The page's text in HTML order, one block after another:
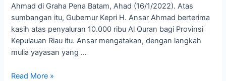
Ahmad di Graha Pena Batam, Ahad (16/1/2022). Atas
sumbangan itu, Gubernur Kepri H. Ansar Ahmad berterima
kasih atas penyaluran 10.000 ribu Al Quran bagi Provinsi
Kepulauan Riau itu. Ansar mengatakan, dengan langkah
mulia yayasan yang …
Read More »